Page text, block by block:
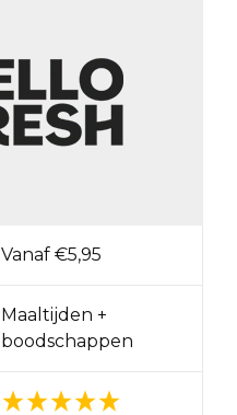
Vanaf €5,95
Maaltijden +
boodschappen